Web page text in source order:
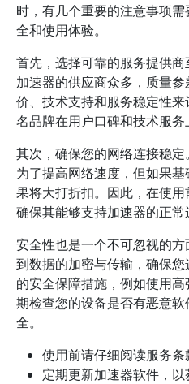
时，有几个重要的注意事项
全和使用体验。
首先，选择可靠的服务提供
加速器的供应商众多，质量
价、技术支持和服务稳定性
名品牌在用户口碑和技术服务
其次，确保您的网络连接稳
为了提高网络速度，但如果
果将大打折扣。因此，在使用
确保其能够支持加速器的正常
安全性也是一个不可忽视的
到数据的加密与传输，确保
的安全保障措施，例如使用
期检查您的设备是否有恶意
全。
使用前请仔细阅读服务条
定期更新加速器软件，以